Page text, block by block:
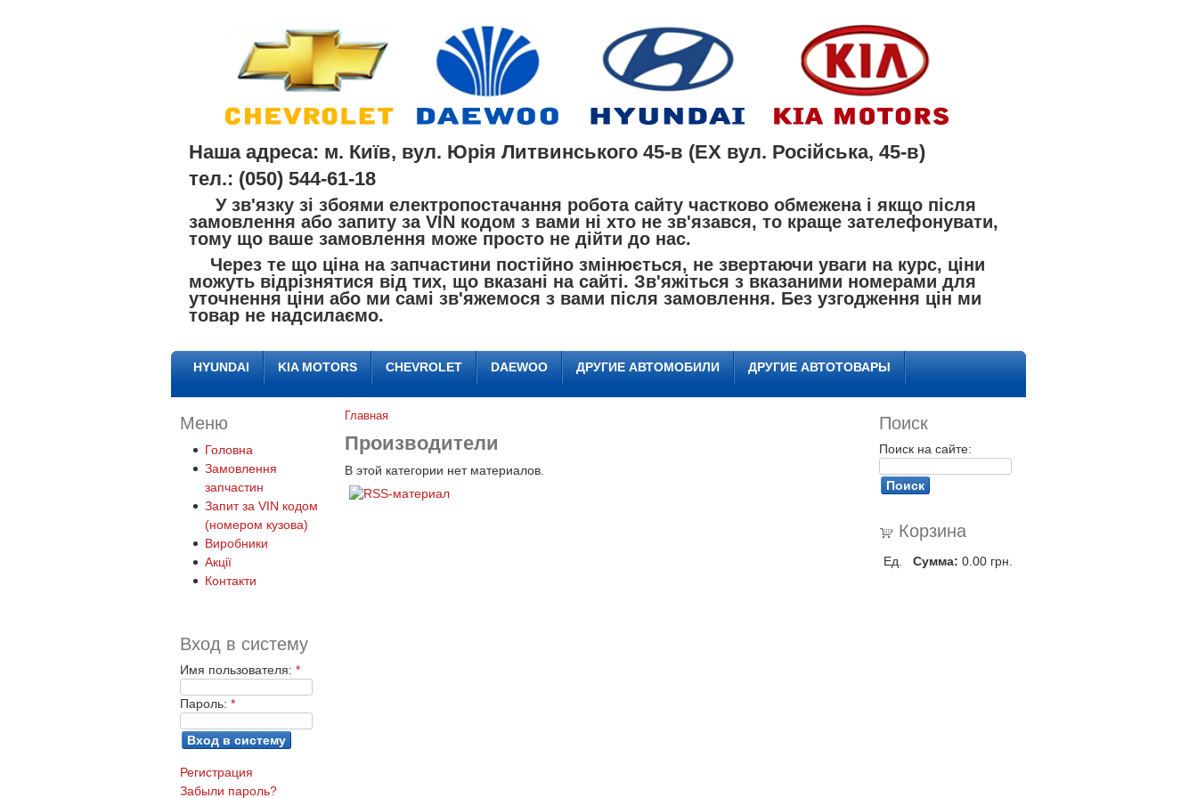
Наша адреса: м. Київ, вул. Юрія Литвинського 45-в (EX вул. Російська, 45-в)
тел.: (050) 544-61-18
У зв'язку зі збоями електропостачання робота сайту частково обмежена і якщо після
замовлення або запиту за VIN кодом з вами ні хто не зв'язався, то краще зателефонувати,
тому що ваше замовлення може просто не дійти до нас.
Через те що ціна на запчастини постійно змінюється, не звертаючи уваги на курс, ціни
можуть відрізнятися від тих, що вказані на сайті. Зв'яжіться з вказаними номерами для
уточнення ціни або ми самі зв'яжемося з вами після замовлення. Без узгодження цін ми
товар не надсилаємо.
HYUNDAI KIA MOTORS CHEVROLET DAEWOO ДРУГИЕ АВТОМОБИЛИ ДРУГИЕ АВТОТОВАРЫ
Меню
Головна
Замовлення
запчастин
Запит за VIN кодом
(номером кузова)
Виробники
Акції
Контакти
Вход в систему
Имя пользователя: *
Пароль: *
Регистрация
Забыли пароль?
Главная
Производители
В этой категории нет материалов.
Поиск
Поиск на сайте:
Корзина
Ед. Сумма: 0.00 грн.